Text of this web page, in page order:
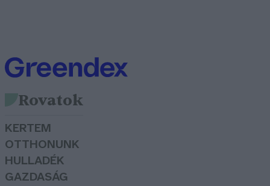
Rovatok
KERTEM
OTTHONUNK
HULLADÉK
GAZDASÁG